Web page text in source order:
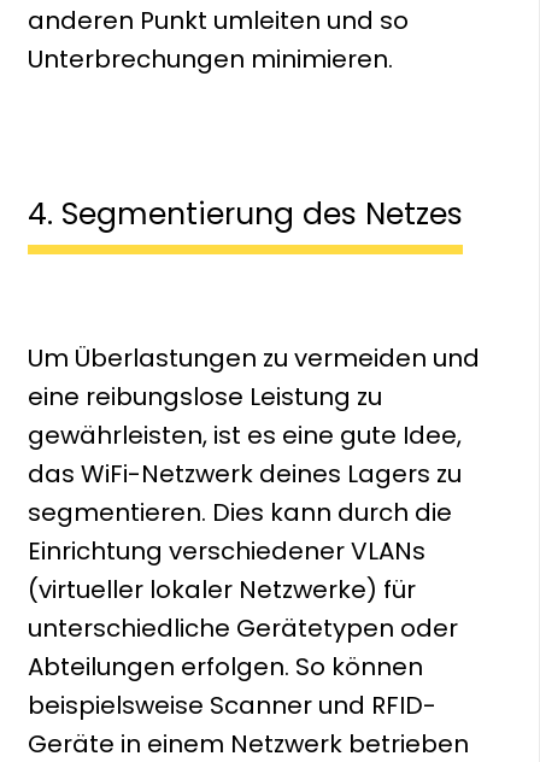
anderen Punkt umleiten und so
Unterbrechungen minimieren.
4. Segmentierung des Netzes
Um Überlastungen zu vermeiden und
eine reibungslose Leistung zu
gewährleisten, ist es eine gute Idee,
das WiFi-Netzwerk deines Lagers zu
segmentieren. Dies kann durch die
Einrichtung verschiedener VLANs
(virtueller lokaler Netzwerke) für
unterschiedliche Gerätetypen oder
Abteilungen erfolgen. So können
beispielsweise Scanner und RFID-
Geräte in einem Netzwerk betrieben